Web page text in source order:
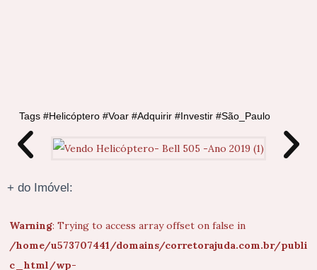
Tags #Helicóptero #Voar #Adquirir #Investir #São_Paulo
+ do Imóvel:
Warning: Trying to access array offset on false in
/home/u573707441/domains/corretorajuda.com.br/publi
c_html/wp-